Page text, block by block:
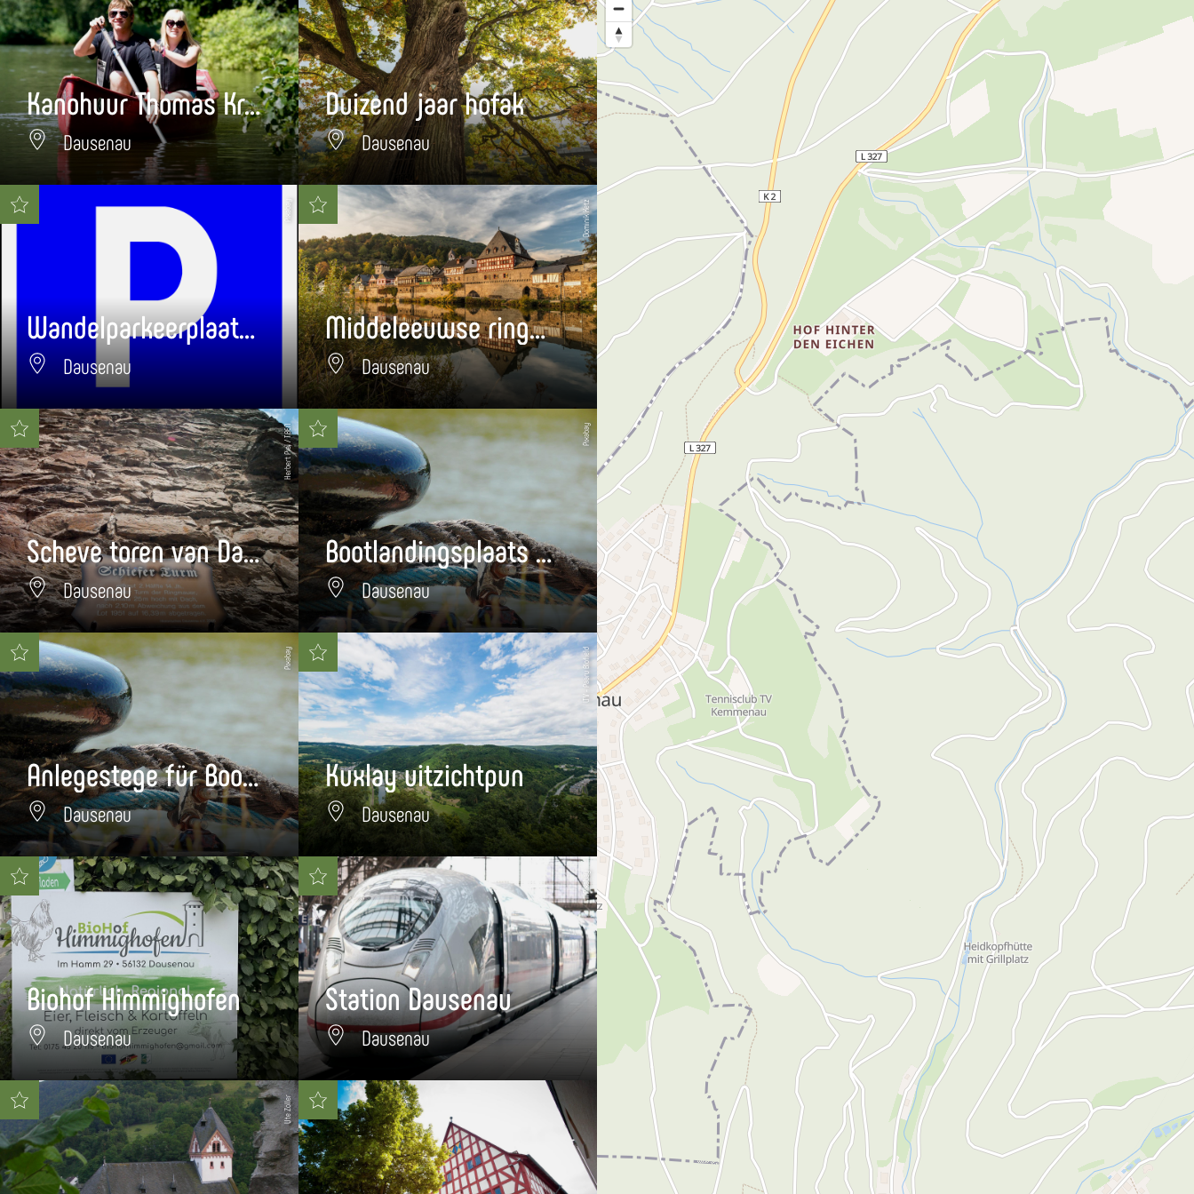
Kanohuur Thomas Kreutz
Dausenau
Duizend jaar hofak
Dausenau
Pixabay
Wandelparkeerplaats Dausenau
Dausenau
Dominik Ketz
Middeleeuwse ringmuur Dausenau
Dausenau
Herbert Piel / TBEN
Scheve toren van Dausenau
Dausenau
Pixabay
Bootlandingsplaats Dausenau
Dausenau
Pixabay
Anlegestege für Boote und Schiffe Hotel Lahnhof Dausenau
Dausenau
LTV - Paaru Blofield
Kuxlay uitzichtpun
Dausenau
Biohof Himmighofen
Dausenau
Pixabay
Station Dausenau
Dausenau
Ute Zöller